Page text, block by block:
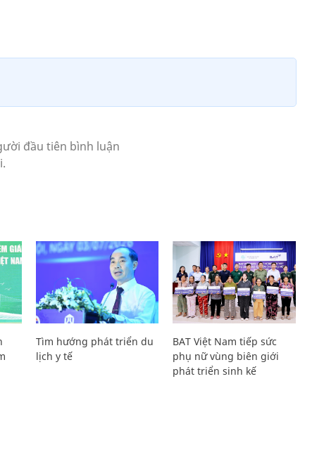
Tìm hướng phát triển du
lịch y tế
BAT Việt Nam tiếp sức
phụ nữ vùng biên giới
phát triển sinh kế